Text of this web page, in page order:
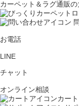
カーペット＆ラグ通販
お電話
LINE
チャット
オンライン相談
カート